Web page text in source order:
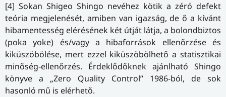
[4] Sokan Shigeo Shingo nevéhez kötik a zéró defekt
teória megjelenését, amiben van igazság, de ő a kívánt
hibamentesség elérésének két útját látja, a bolondbiztos
(poka yoke) és/vagy a hibaforrások ellenőrzése és
kiküszöbölése, mert ezzel kiküszöbölhető a statisztikai
minőség-ellenőrzés. Érdeklődőknek ajánlható Shingo
könyve a „Zero Quality Control” 1986-ból, de sok
hasonló mű is elérhető.